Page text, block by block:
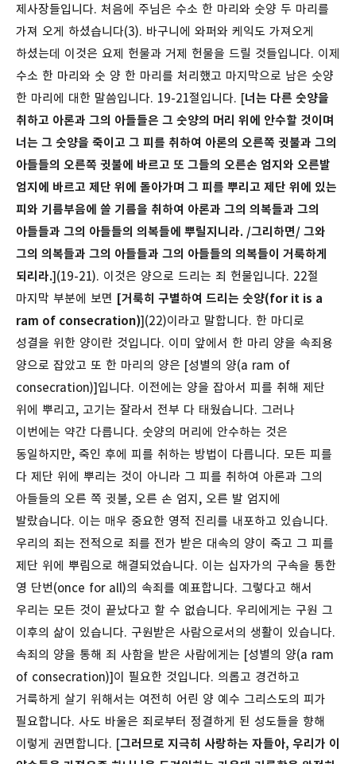
제사장들입니다. 처음에 주님은 수소 한 마리와 숫양 두 마리를
가져 오게 하셨습니다(3). 바구니에 와퍼와 케익도 가져오게
하셨는데 이것은 요제 헌물과 거제 헌물을 드릴 것들입니다. 이제
수소 한 마리와 숫 양 한 마리를 처리했고 마지막으로 남은 숫양
한 마리에 대한 말씀입니다. 19-21절입니다. [너는 다른 숫양을
취하고 아론과 그의 아들들은 그 숫양의 머리 위에 안수할 것이며
너는 그 숫양을 죽이고 그 피를 취하여 아론의 오른쪽 귓불과 그의
아들들의 오른쪽 귓불에 바르고 또 그들의 오른손 엄지와 오른발
엄지에 바르고 제단 위에 돌아가며 그 피를 뿌리고 제단 위에 있는
피와 기름부음에 쓸 기름을 취하여 아론과 그의 의복들과 그의
아들들과 그의 아들들의 의복들에 뿌릴지니라. /그리하면/ 그와
그의 의복들과 그의 아들들과 그의 아들들의 의복들이 거룩하게
되리라.](19-21). 이것은 양으로 드리는 죄 헌물입니다. 22절
마지막 부분에 보면 [거룩히 구별하여 드리는 숫양(for it is a
ram of consecration)](22)이라고 말합니다. 한 마디로
성결을 위한 양이란 것입니다. 이미 앞에서 한 마리 양을 속죄용
양으로 잡았고 또 한 마리의 양은 [성별의 양(a ram of
consecration)]입니다. 이전에는 양을 잡아서 피를 취해 제단
위에 뿌리고, 고기는 잘라서 전부 다 태웠습니다. 그러나
이번에는 약간 다릅니다. 숫양의 머리에 안수하는 것은
동일하지만, 죽인 후에 피를 취하는 방법이 다릅니다. 모든 피를
다 제단 위에 뿌리는 것이 아니라 그 피를 취하여 아론과 그의
아들들의 오른 쪽 귓불, 오른 손 엄지, 오른 발 엄지에
발랐습니다. 이는 매우 중요한 영적 진리를 내포하고 있습니다.
우리의 죄는 전적으로 죄를 전가 받은 대속의 양이 죽고 그 피를
제단 위에 뿌림으로 해결되었습니다. 이는 십자가의 구속을 통한
영 단번(once for all)의 속죄를 예표합니다. 그렇다고 해서
우리는 모든 것이 끝났다고 할 수 없습니다. 우리에게는 구원 그
이후의 삶이 있습니다. 구원받은 사람으로서의 생활이 있습니다.
속죄의 양을 통해 죄 사함을 받은 사람에게는 [성별의 양(a ram
of consecration)]이 필요한 것입니다. 의롭고 경건하고
거룩하게 살기 위해서는 여전히 어린 양 예수 그리스도의 피가
필요합니다. 사도 바울은 죄로부터 정결하게 된 성도들을 향해
이렇게 권면합니다. [그러므로 지극히 사랑하는 자들아, 우리가 이